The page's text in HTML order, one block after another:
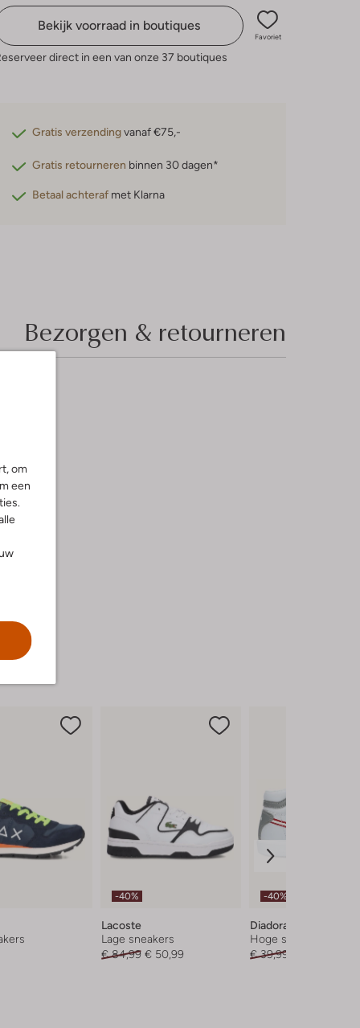
om
een
Bekijk voorraad in boutiques
Favoriet
direct in een van onze 37 boutiques
Gratis verzendingvanaf €75,-
Gratis retourneren binnen 30 dagen*
Betaal achteraf met Klarna
Bezorgen & retourneren
-40%
Lacoste
Lage sneakers
€ 84,99 € 50,99
-40%
Diadora
Hoge sneakers
€ 39,99